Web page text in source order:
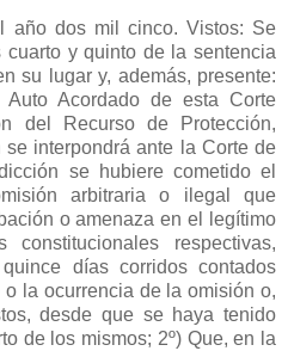
año dos mil cinco. Vistos: Se
y quinto de la sentencia
su lugar y, además, presente:
Acordado de esta Corte
del Recurso de Protección,
interpondrá ante la Corte de
se hubiere cometido el
arbitraria o ilegal que
o amenaza en el legítimo
respectivas,
días corridos contados
la ocurrencia de la omisión o,
desde que se haya tenido
de los mismos; 2º) Que, en la